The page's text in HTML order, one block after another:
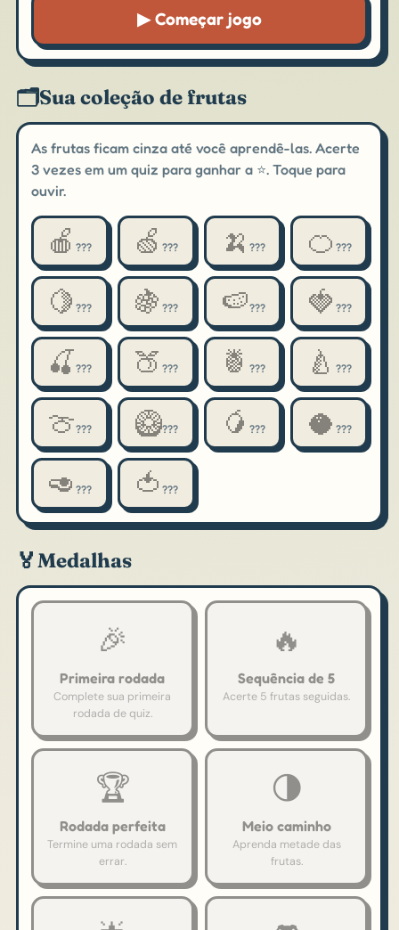
▶ Começar jogo
🗂️Sua coleção de frutas
As frutas ficam cinza até você aprendê-las. Acerte
3 vezes em um quiz para ganhar a ⭐. Toque para
ouvir.
🍎??? 🍏??? 🍌 ??? 🍊 ???
🍋??? 🍇??? 🍉??? 🍓 ???
🍒??? 🍑??? 🍍 ??? 🍐 ???
🍈??? 🥝??? 🥭 ??? 🥥 ???
🥑??? 🍅???
🏅Medalhas
🎉
Primeira rodada
Complete sua primeira
rodada de quiz.
🔥
Sequência de 5
Acerte 5 frutas seguidas.
🏆
Rodada perfeita
Termine uma rodada sem
errar.
🌗
Meio caminho
Aprenda metade das
frutas.